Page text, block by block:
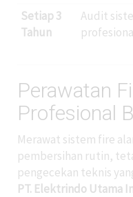
Setiap 3
Tahun
Audit
Perawatan
Profesional
Merawat sistem fire
pembersihan rutin,
pengecekan teknis
PT. Elektrindo Utama